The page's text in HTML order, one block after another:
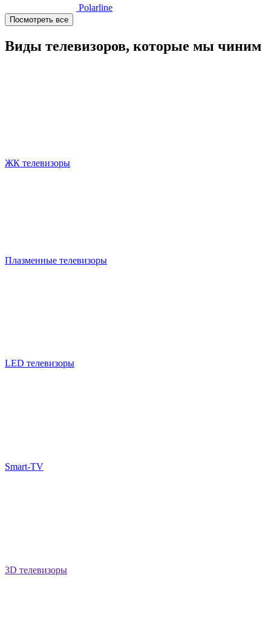
Polarline
Посмотреть все
Виды телевизоров, которые мы чиним
ЖК телевизоры
Плазменные телевизоры
LED телевизоры
Smart-TV
3D телевизоры